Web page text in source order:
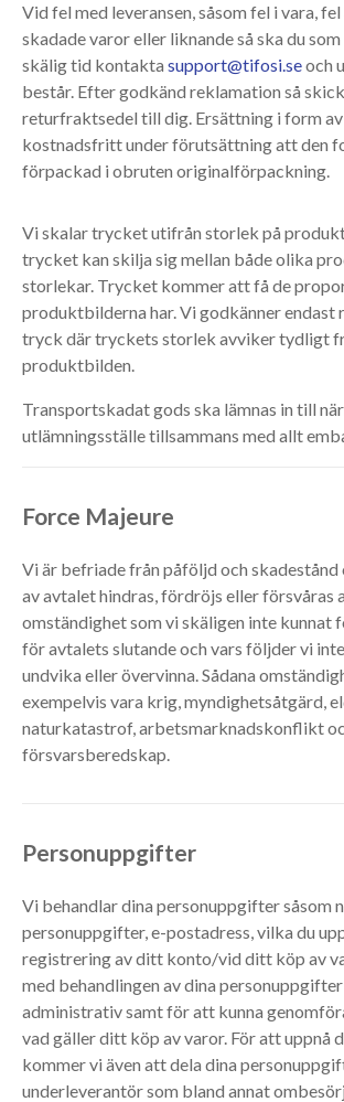
Vid fel med leveransen, såsom fel i vara,
skadade varor eller liknande så ska du
skälig tid kontakta support@tifosi.seoch
består. Efter godkänd reklamation så
returfraktsedel till dig. Ersättning i form av
kostnadsfritt under förutsättning att den
förpackad i obruten originalförpackning.
Vi skalar trycket utifrån storlek på
trycket kan skilja sig mellan både olika
storlekar. Trycket kommer att få de
produktbilderna har. Vi godkänner endast
tryck där tryckets storlek avviker tydligt
produktbilden.
Transportskadat gods ska lämnas in till
utlämningsställe tillsammans med allt
Force Majeure
Vi är befriade från påföljd och skadestånd
av avtalet hindras, fördröjs eller försvåras
omständighet som vi skäligen inte kunnat
för avtalets slutande och vars följder vi
undvika eller övervinna. Sådana
exempelvis vara krig, myndighetsåtgärd,
naturkatastrof, arbetsmarknadskonflikt
försvarsberedskap.
Personuppgifter
Vi behandlar dina personuppgifter såsom
personuppgifter, e-postadress, vilka du
registrering av ditt konto/vid ditt köp av
med behandlingen av dina
administrativ samt för att kunna
vad gäller ditt köp av varor. För att uppnå
kommer vi även att dela dina
underleverantör som bland annat